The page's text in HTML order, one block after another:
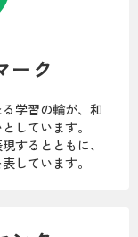
ーク
学習の輪が、和
しています。
するとともに、
しています。